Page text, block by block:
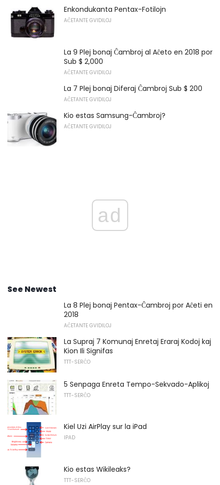
Enkondukanta Pentax-Fotilojn
AĈETANTE GVIDILOJ
La 9 Plej bonaj Ĉambroj al Aĉeto en 2018 por
Sub $ 2,000
AĈETANTE GVIDILOJ
La 7 Plej bonaj Diferaj Ĉambroj Sub $ 200
AĈETANTE GVIDILOJ
Kio estas Samsung-Ĉambroj?
AĈETANTE GVIDILOJ
ad
See Newest
La 8 Plej bonaj Pentax-Ĉambroj por Aĉeti en
2018
AĈETANTE GVIDILOJ
La Supraj 7 Komunaj Enretaj Eraraj Kodoj kaj
Kion Ili Signifas
TTT-SERĈO
5 Senpaga Enreta Tempo-Sekvado-Aplikoj
TTT-SERĈO
Kiel Uzi AirPlay sur la iPad
IPAD
Kio estas Wikileaks?
TTT-SERĈO